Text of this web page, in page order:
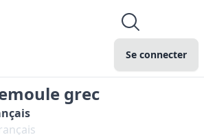
Se connecter
grec